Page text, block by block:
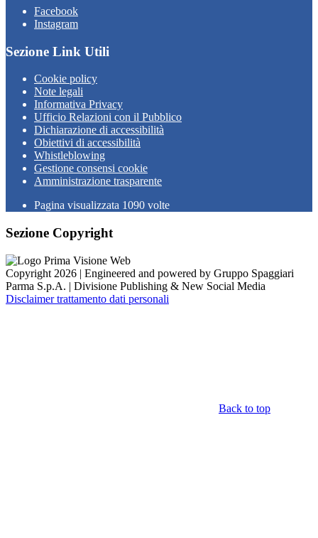
Facebook
Instagram
Sezione Link Utili
Cookie policy
Note legali
Informativa Privacy
Ufficio Relazioni con il Pubblico
Dichiarazione di accessibilità
Obiettivi di accessibilità
Whistleblowing
Gestione consensi cookie
Amministrazione trasparente
Pagina visualizzata 1090 volte
Sezione Copyright
Copyright 2026 | Engineered and powered by Gruppo Spaggiari
Parma S.p.A. | Divisione Publishing & New Social Media
Disclaimer trattamento dati personali
Back to top